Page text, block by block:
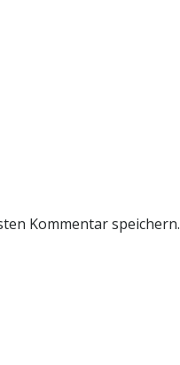
Kommentar speichern.